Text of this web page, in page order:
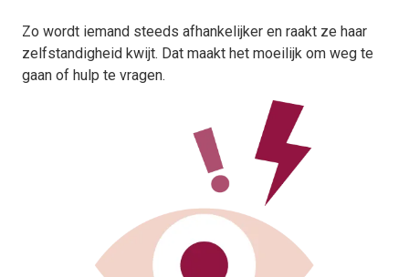
Zo wordt iemand steeds afhankelijker en raakt ze haar
zelfstandigheid kwijt. Dat maakt het moeilijk om weg te
gaan of hulp te vragen.